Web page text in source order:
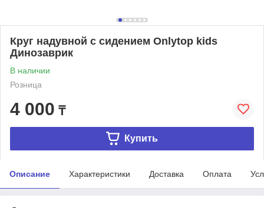
Круг надувной с сидением Onlytop kids
Динозаврик
В наличии
Розница
4 000 ₸
Купить
Описание Характеристики Доставка Оплата